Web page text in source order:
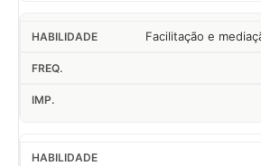
Facilitação e